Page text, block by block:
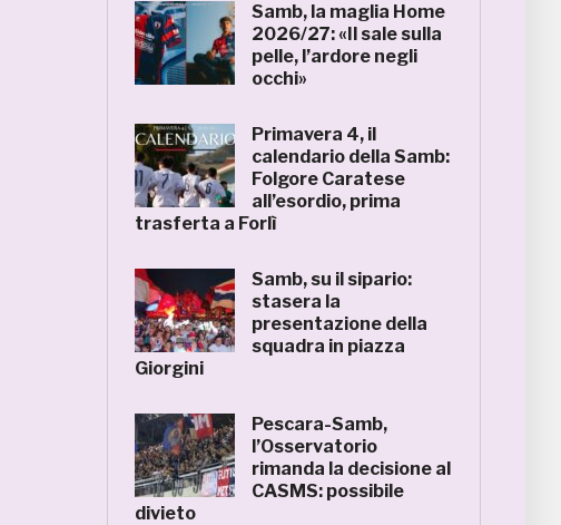
Samb, la maglia Home
2026/27: «Il sale sulla
pelle, l’ardore negli
occhi»
Primavera 4, il
calendario della Samb:
Folgore Caratese
all’esordio, prima
trasferta a Forlì
Samb, su il sipario:
stasera la
presentazione della
squadra in piazza
Giorgini
Pescara-Samb,
l’Osservatorio
rimanda la decisione al
CASMS: possibile
divieto